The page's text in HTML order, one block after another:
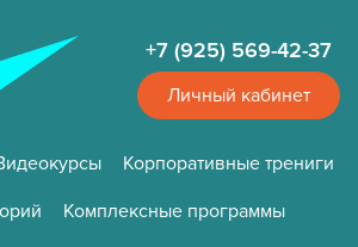
+7 (925) 569-42-37
Личный кабинет
Корпоративные трениги
Комплексные программы